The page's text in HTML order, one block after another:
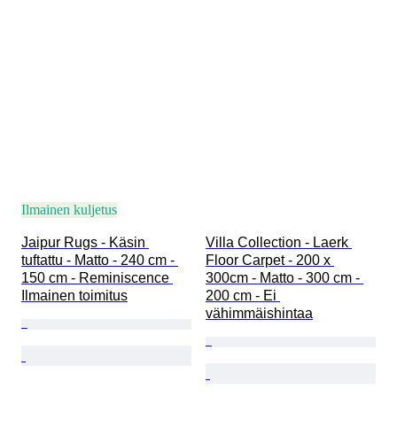
Ilmainen kuljetus
Jaipur Rugs - Käsin
tuftattu - Matto - 240 cm -
150 cm - Reminiscence
Ilmainen toimitus
Villa Collection - Laerk
Floor Carpet - 200 x
300cm - Matto - 300 cm -
200 cm - Ei
vähimmäishintaa